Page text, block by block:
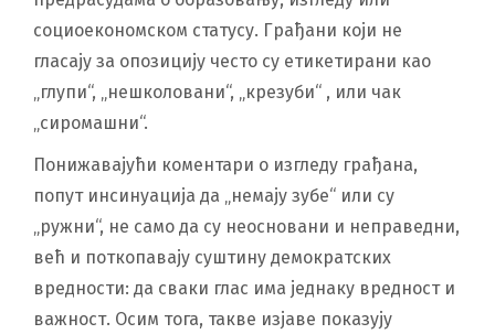
социоекономском статусу. Грађани који не
гласају за опозицију често су етикетирани као
„глупи“, „нешколовани“, „крезуби“ , или чак
„сиромашни“.
Понижавајући коментари о изгледу грађана,
попут инсинуација да „немају зубе“ или су
„ружни“, не само да су неосновани и неправедни,
већ и поткопавају суштину демократских
вредности: да сваки глас има једнаку вредност и
важност. Осим тога, такве изјаве показују